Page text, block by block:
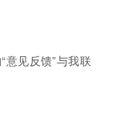
意见反馈”与我联